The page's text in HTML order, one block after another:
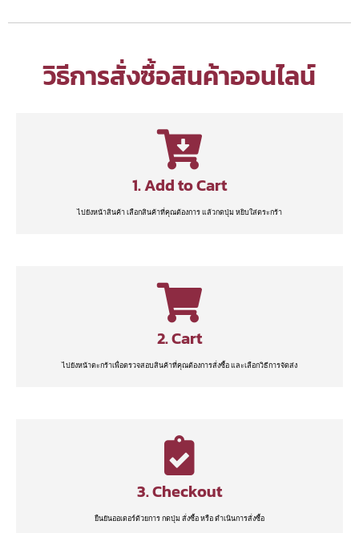
วิธีการสั่งซื้อสินค้าออนไลน์
1. Add to Cart
ไปยังหน้าสินค้า เลือกสินค้าที่คุณต้องการ แล้วกดปุ่ม หยิบใส่ตระกร้า
2. Cart
ไปยังหน้าตะกร้าเพื่อตรวจสอบสินค้าที่คุณต้องการสั่งซื้อ และเลือกวิธีการจัดส่ง
3. Checkout
ยืนยันออเดอร์ด้วยการ กดปุ่ม สั่งซื้อ หรือ ดำเนินการสั่งซื้อ